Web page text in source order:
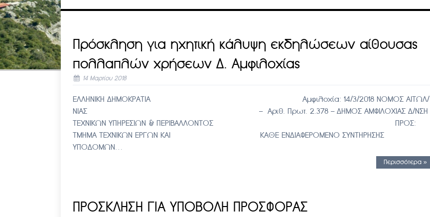
Πρόσκληση για ηχητική κάλυψη εκδηλώσεων αίθουσας
πολλαπλών χρήσεων Δ. Αμφιλοχίας
14 Μαρτίου 2018
ΕΛΛΗΝΙΚΗ ΔΗΜΟΚΡΑΤΙΑ Αμφιλοχία: 14/3/2018 ΝΟΜΟΣ ΑΙΤΩΛ/
ΝΙΑΣ – Αριθ. Πρωτ. 2.378 – ΔΗΜΟΣ ΑΜΦΙΛΟΧΙΑΣ Δ/ΝΣΗ
ΤΕΧΝΙΚΩΝ ΥΠΗΡΕΣΙΩΝ & ΠΕΡΙΒΑΛΛΟΝΤΟΣ ΠΡΟΣ:
ΤΜΗΜΑ ΤΕΧΝΙΚΩΝ ΕΡΓΩΝ ΚΑΙ ΚΑΘΕ ΕΝΔΙΑΦΕΡΟΜΕΝΟ ΣΥΝΤΗΡΗΣΗΣ
ΥΠΟΔΟΜΩΝ…
Περισσότερα »
ΠΡΟΣΚΛΗΣΗ ΓΙΑ ΥΠΟΒΟΛΗ ΠΡΟΣΦΟΡΑΣ